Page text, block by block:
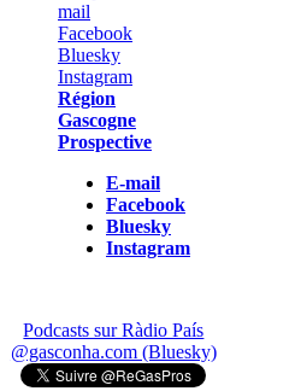
Région
Gascogne
Prospective
E-mail
Facebook
Bluesky
Instagram
Podcasts sur Ràdio País
@gasconha.com (Bluesky)